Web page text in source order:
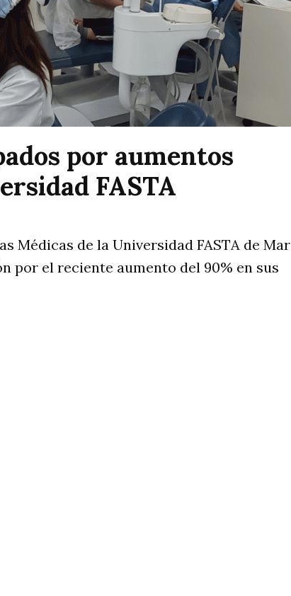
por aumentos
FASTA
Médicas de la Universidad FASTA de Mar
por el reciente aumento del 90% en sus